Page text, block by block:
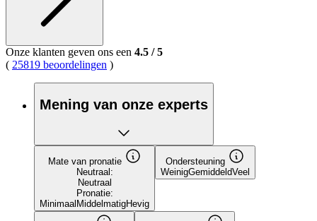
Reviews.
Dezelfde
paginalink.
Onze klanten geven ons een 4.5 /5
( 25819 beoordelingen )
Mening van onze experts
Mate van pronatie
Neutraal:
Neutraal
Pronatie:
Minimaal MiddelmatigHevig
Ondersteuning
WeinigGemiddeldVeel